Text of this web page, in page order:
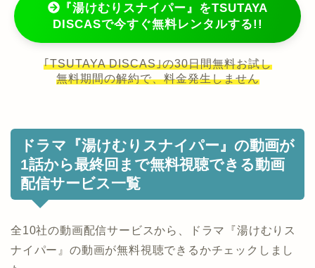
『湯けむりスナイパー』をTSUTAYA
DISCASで今すぐ無料レンタルする!!
｢TSUTAYA DISCAS｣の30日間無料お試し
無料期間の解約で、料金発生しません
ドラマ『湯けむりスナイパー』の動画が
1話から最終回まで無料視聴できる動画
配信サービス一覧
全10社の動画配信サービスから、ドラマ『湯けむりス
ナイパー』の動画が無料視聴できるかチェックしまし